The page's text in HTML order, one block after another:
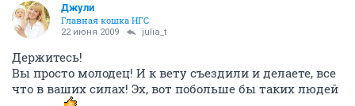
Джули
Главная кошка НГС
22 июня 2009 julia_t
Держитесь!
Вы просто молодец! И к вету съездили и делаете, все
что в ваших силах! Эх, вот побольше бы таких людей